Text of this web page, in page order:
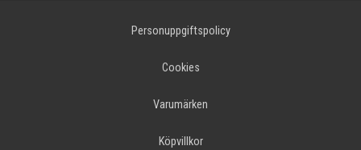
Personuppgiftspolicy
Cookies
Varumärken
Köpvillkor